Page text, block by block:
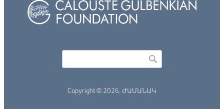
Copyright © 2026, ԺԱՄԱՆԱԿ